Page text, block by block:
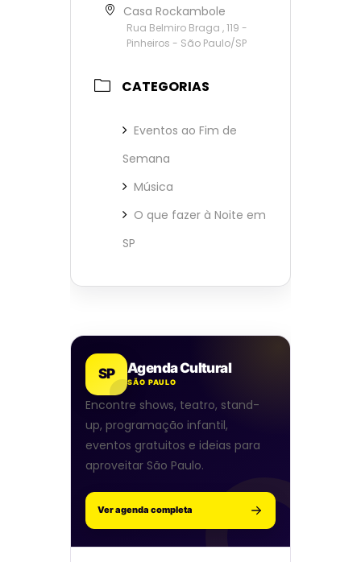
Casa Rockambole
Rua Belmiro Braga , 119 -
Pinheiros - São Paulo/SP
CATEGORIAS
Eventos ao Fim de
Semana
Música
O que fazer à Noite em
SP
SP Agenda Cultural
SÃO PAULO
Encontre shows, teatro, stand-
up, programação infantil,
eventos gratuitos e ideias para
aproveitar São Paulo.
Ver agenda completa